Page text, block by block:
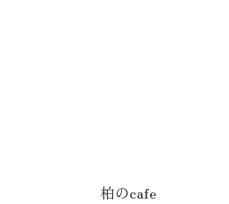
柏のcafe